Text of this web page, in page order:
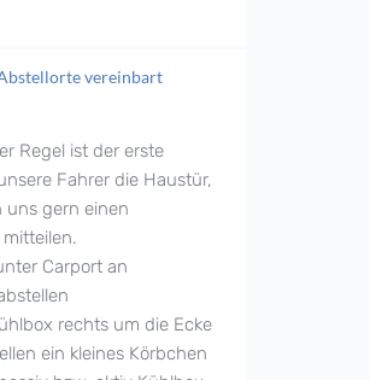
vereinbart
Regel ist der erste
Fahrer die Haustür,
uns gern einen
Carport an
rechts um die Ecke
ein kleines Körbchen